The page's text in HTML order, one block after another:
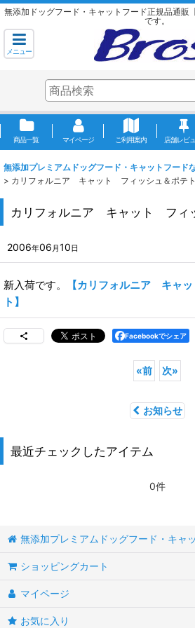
無添加ドッグフード・キャットフード正規品通販
です。
メニュー
商品一覧 マイページ ご利用案内 店舗レビ
無添加プレミアムドッグフード・キャットフード
> カリフォルニア キャット フィッシュ＆ポテト
カリフォルニア キャット フィ
2006年06 月 10 日
新入荷です。
【カリフォルニア キャ
ト】
Facebookでシェア
«前 次»
お知らせ
最近チェックしたアイテム
0件
無添加プレミアムドッグフード・キャ
ショッピングカート
マイページ
お気に入り